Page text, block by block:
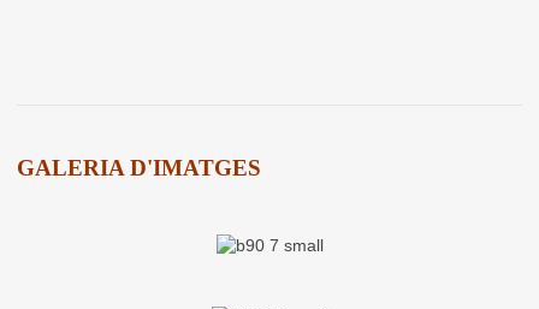
GALERIA D'IMATGES